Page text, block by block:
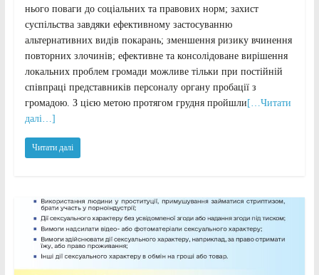
нього поваги до соціальних та правових норм; захист
суспільства завдяки ефективному застосуванню
альтернативних видів покарань; зменшення ризику вчинення
повторних злочинів; ефективне та консолідоване вирішення
локальних проблем громади можливе тільки при постійній
співпраці представників персоналу органу пробації з
громадою. З цією метою протягом грудня пройшли […Читати
далі…]
Читати далі